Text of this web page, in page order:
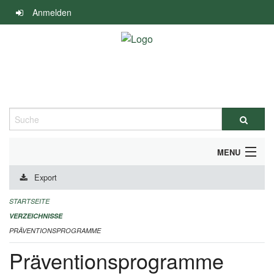
Navigation
überspringen
Anmelden
Suche
MENU
DURCHFÜHRUNG UND FINANZIERUNG
IMPRESSUM
Export
STARTSEITE
VERZEICHNISSE
PRÄVENTIONSPROGRAMME
Präventionsprogramme